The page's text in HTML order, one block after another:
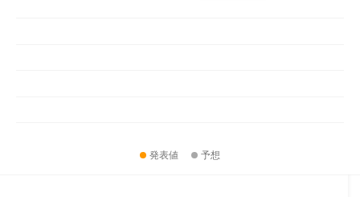
発表値 予想